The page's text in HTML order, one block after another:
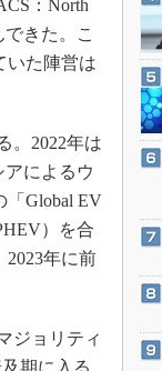
：North
できた。こ
いた陣営は
。2022年は
によるウ
Global EV
）を合
2023年に前
ジョリティ
期に入る